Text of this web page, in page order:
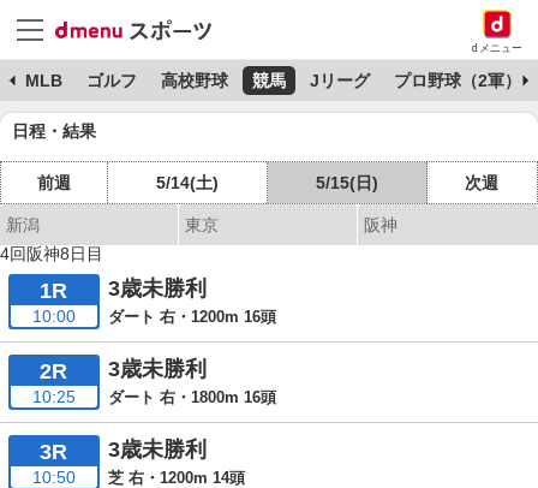
dメニュー
MLB ゴルフ 高校野球 競馬 Jリーグ プロ野球（2軍）
日程・結果
前週 5/14(土) 5/15(日) 次週
新潟 東京
阪神
4回阪神8日目
1R
10:00
3歳未勝利
ダート 右・1200m 16頭
2R
10:25
3歳未勝利
ダート 右・1800m 16頭
3R
10:50
3歳未勝利
芝 右・1200m 14頭